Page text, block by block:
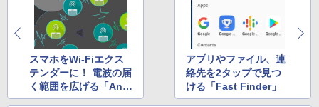
スマホをWi-Fiエクス
テンダーに！ 電波の届
く範囲を広げる「Anyf
i」
アプリやファイル、連
絡先を2タップで見つ
ける「Fast Finder」